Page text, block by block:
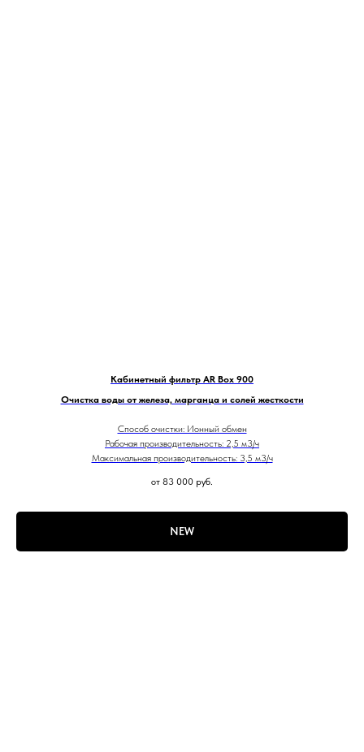
Кабинетный фильтр AR Box 900
Очистка воды от железа, марганца и солей жесткости
Способ очистки: Ионный обмен
Рабочая производительность: 2,5 м3/ч
Максимальная производительность: 3,5 м3/ч
от 83 000 руб.
NEW